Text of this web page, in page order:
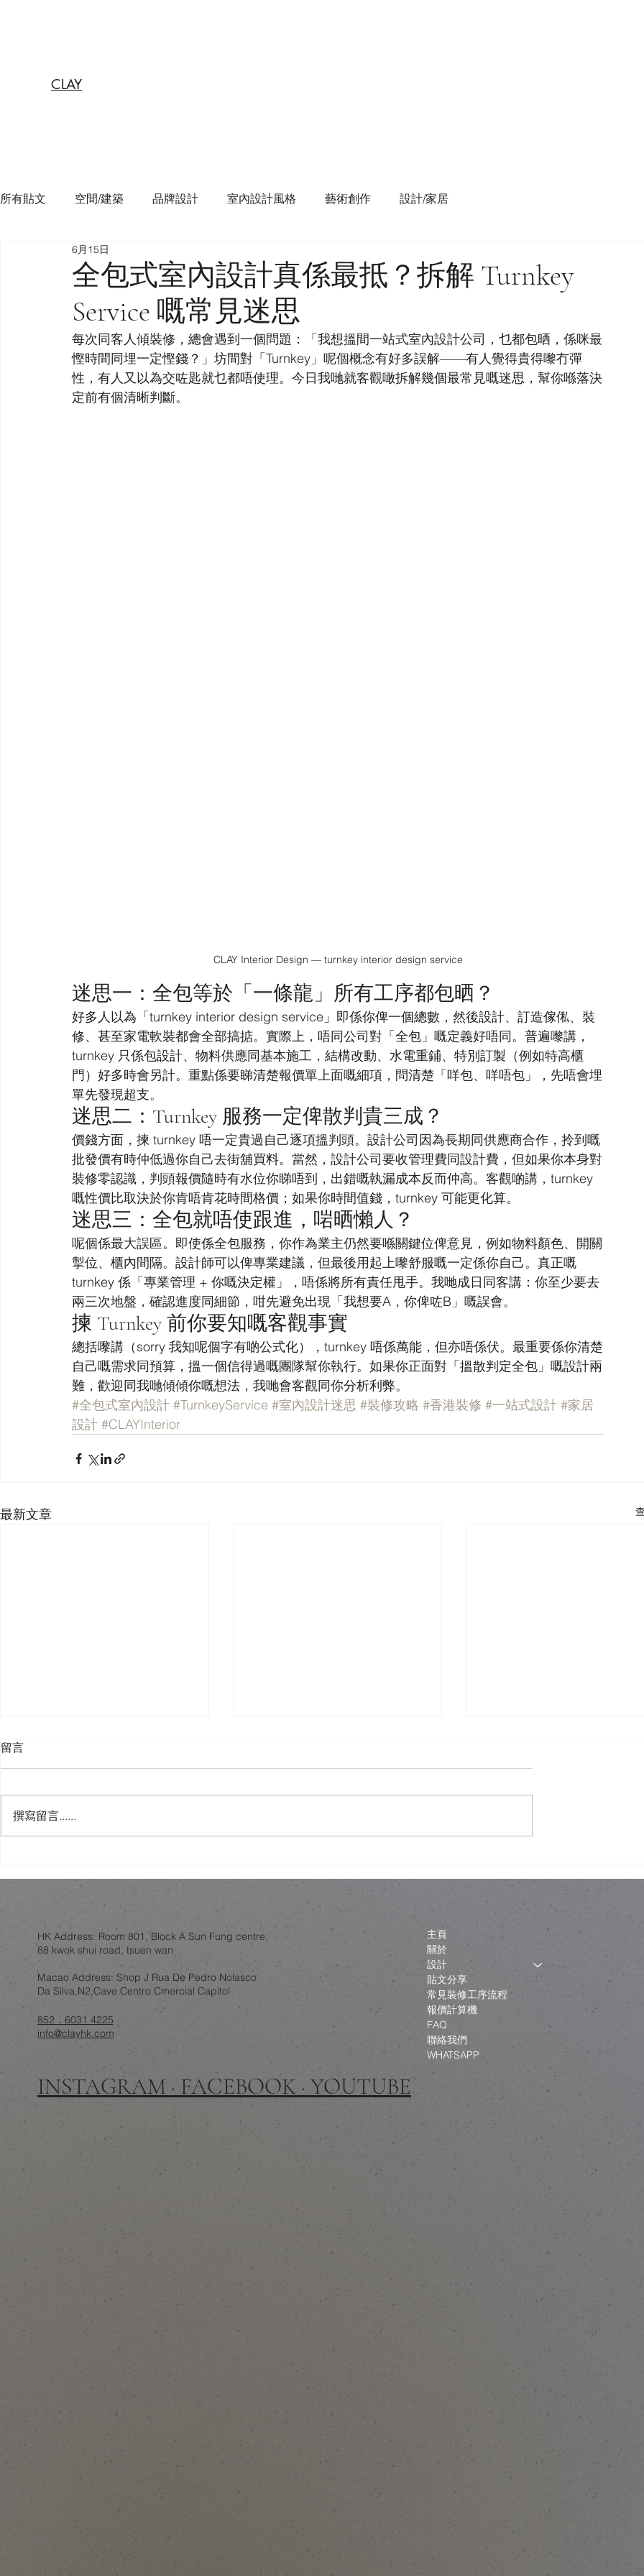
CLAY
所有貼文 空間/建築 品牌設計 室內設計風格 藝術創作 設計/家居
全包式室內設計真係最抵？拆解 Turnkey
Service 嘅常見迷思
6月15日
每次同客人傾裝修，總會遇到一個問題：「我想搵間一站式室內設計公司，乜都包晒，係咪最
慳時間同埋一定慳錢？」坊間對「Turnkey」呢個概念有好多誤解——有人覺得貴得嚟冇彈
性，有人又以為交咗匙就乜都唔使理。今日我哋就客觀噉拆解幾個最常見嘅迷思，幫你喺落決
定前有個清晰判斷。
CLAY Interior Design — turnkey interior design service
迷思一：全包等於「一條龍」所有工序都包晒？
好多人以為「turnkey interior design service」即係你俾一個總數，然後設計、訂造傢俬、裝
修、甚至家電軟裝都會全部搞掂。實際上，唔同公司對「全包」嘅定義好唔同。普遍嚟講，
turnkey 只係包設計、物料供應同基本施工，結構改動、水電重鋪、特別訂製（例如特高櫃
門）好多時會另計。重點係要睇清楚報價單上面嘅細項，問清楚「咩包、咩唔包」，先唔會埋
單先發現超支。
迷思二：Turnkey 服務一定俾散判貴三成？
價錢方面，揀 turnkey 唔一定貴過自己逐項搵判頭。設計公司因為長期同供應商合作，拎到嘅
批發價有時仲低過你自己去街舖買料。當然，設計公司要收管理費同設計費，但如果你本身對
裝修零認識，判頭報價隨時有水位你睇唔到，出錯嘅執漏成本反而仲高。客觀啲講，turnkey
嘅性價比取決於你肯唔肯花時間格價；如果你時間值錢，turnkey 可能更化算。
迷思三：全包就唔使跟進，啱晒懶人？
呢個係最大誤區。即使係全包服務，你作為業主仍然要喺關鍵位俾意見，例如物料顏色、開關
掣位、櫃內間隔。設計師可以俾專業建議，但最後用起上嚟舒服嘅一定係你自己。真正嘅
turnkey 係「專業管理 + 你嘅決定權」，唔係將所有責任甩手。我哋成日同客講：你至少要去
兩三次地盤，確認進度同細節，咁先避免出現「我想要A，你俾咗B」嘅誤會。
揀 Turnkey 前你要知嘅客觀事實
總括嚟講（sorry 我知呢個字有啲公式化），turnkey 唔係萬能，但亦唔係伏。最重要係你清楚
自己嘅需求同預算，搵一個信得過嘅團隊幫你執行。如果你正面對「搵散判定全包」嘅設計兩
難，歡迎同我哋傾傾你嘅想法，我哋會客觀同你分析利弊。
#全包式室內設計 #TurnkeyService #室內設計迷思 #裝修攻略 #香港裝修 #一站式設計 #家居
設計 #CLAYInterior
最新文章
練：結構限制下的設計取捨
破壞」：翻新工程如何不淪為
政治騷？
書櫃，而係一家人嘅共識
留言
撰寫留言......
HK Address: Room 801, Block A Sun Fung centre,
88 kwok shui road, tsuen wan
Macao Address: Shop J Rua De Pedro Nolasco
Da Silva,N2,Cave Centro Cmercial Capitol
852．6031 4225
info@clayhk.com
INSTAGRAM · FACEBOOK · YOUTUBE
主頁
關於
設計
貼文分享
常見裝修工序流程
報價計算機
FAQ
聯絡我們
WHATSAPP